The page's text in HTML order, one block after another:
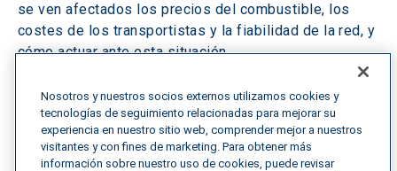
se ven afectados los precios del combustible, los
costes de los transportistas y la fiabilidad de la red, y
cómo actuar ante esta situación.
Leer más
Nosotros y nuestros socios externos utilizamos cookies y
tecnologías de seguimiento relacionadas para mejorar su
experiencia en nuestro sitio web, comprender mejor a nuestros
visitantes y con fines de marketing. Para obtener más
información sobre nuestro uso de cookies, puede revisar